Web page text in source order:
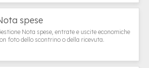
spese
Nota spese, entrate e uscite economiche
foto dello scontrino o della ricevuta.